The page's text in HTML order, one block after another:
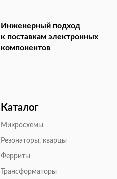
Инженерный подход
к поставкам электронных
компонентов
Каталог
Микросхемы
Резонаторы, кварцы
Ферриты
Трансформаторы